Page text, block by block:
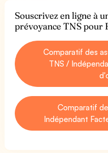
Souscrivez en ligne à
prévoyance TNS pour
Comparatif des
TNS /
Comparatif
Indépendant